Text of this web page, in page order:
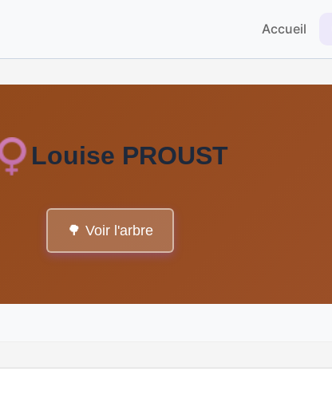
Accueil
Louise PROUST
🌳 Voir l'arbre